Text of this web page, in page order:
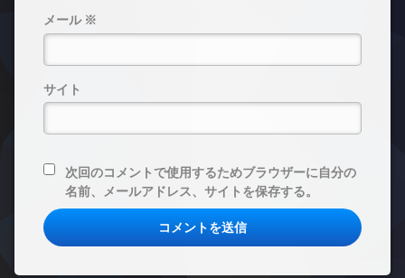
メール ※
サイト
次回のコメントで使用するためブラウザーに自分の
名前、メールアドレス、サイトを保存する。